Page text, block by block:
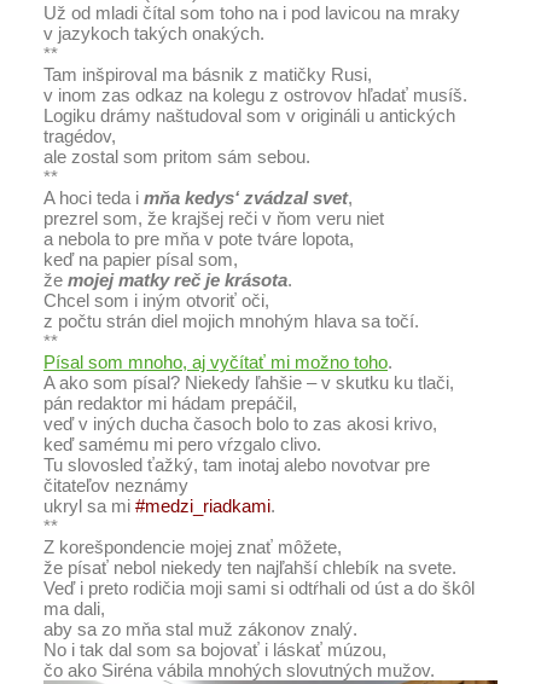
Už od mladi čítal som toho na i pod lavicou na mraky
v jazykoch takých onakých.
**
Tam inšpiroval ma básnik z matičky Rusi,
v inom zas odkaz na kolegu z ostrovov hľadať musíš.
Logiku drámy naštudoval som v origináli u antických
tragédov,
ale zostal som pritom sám sebou.
**
A hoci teda i mňa kedys‘ zvádzal svet,
prezrel som, že krajšej reči v ňom veru niet
a nebola to pre mňa v pote tváre lopota,
keď na papier písal som,
že mojej matky reč je krásota.
Chcel som i iným otvoriť oči,
z počtu strán diel mojich mnohým hlava sa točí.
**
Písal som mnoho, aj vyčítať mi možno toho.
A ako som písal? Niekedy ľahšie – v skutku ku tlači,
pán redaktor mi hádam prepáčil,
veď v iných ducha časoch bolo to zas akosi krivo,
keď samému mi pero vŕzgalo clivo.
Tu slovosled ťažký, tam inotaj alebo novotvar pre
čitateľov neznámy
ukryl sa mi #medzi_riadkami.
**
Z korešpondencie mojej znať môžete,
že písať nebol niekedy ten najľahší chlebík na svete.
Veď i preto rodičia moji sami si odtŕhali od úst a do škôl
ma dali,
aby sa zo mňa stal muž zákonov znalý.
No i tak dal som sa bojovať i láskať múzou,
čo ako Siréna vábila mnohých slovutných mužov.